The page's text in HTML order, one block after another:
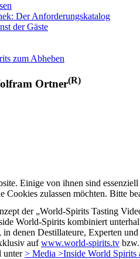
Der Anforderungskatalog
der Gäste
zum Abheben
Ortner(R)
der „World-Spirits Tasting
World-Spirits kombiniert
denen Destillateure, Experten
aufwww.world-spirits.tv bzw.
unter> Media >Inside World Spirits
Einige von ihnen sind
Cookies zulassen möchten. Bitte